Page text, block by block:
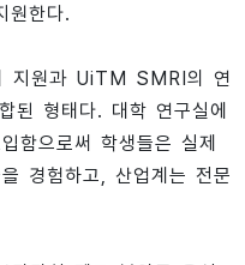
원한다.
지원과 UiTM SMRI의 연
된 형태다. 대학 연구실에
함으로써 학생들은 실제
경험하고, 산업계는 전문